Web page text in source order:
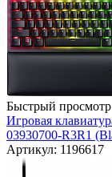
Быстрый просмотр
Игровая
03930700-R3R1
Артикул: 1196617